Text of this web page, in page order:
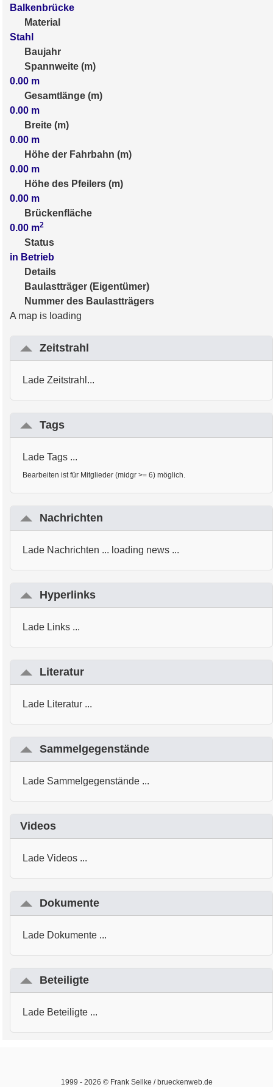
Balkenbrücke
Material
Stahl
Baujahr
Spannweite (m)
0.00 m
Gesamtlänge (m)
0.00 m
Breite (m)
0.00 m
Höhe der Fahrbahn (m)
0.00 m
Höhe des Pfeilers (m)
0.00 m
Brückenfläche
0.00 m2
Status
in Betrieb
Details
Baulastträger (Eigentümer)
Nummer des Baulastträgers
A map is loading
Zeitstrahl
Lade Zeitstrahl...
Tags
Lade Tags ...
Bearbeiten ist für Mitglieder (midgr >= 6) möglich.
Nachrichten
Lade Nachrichten ... loading news ...
Hyperlinks
Lade Links ...
Literatur
Lade Literatur ...
Sammelgegenstände
Lade Sammelgegenstände ...
Videos
Lade Videos ...
Dokumente
Lade Dokumente ...
Beteiligte
Lade Beteiligte ...
1999 - 2026 © Frank Sellke / brueckenweb.de